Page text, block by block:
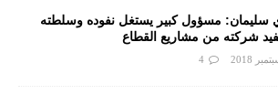
سليمان: مسؤول كبير يستغل نفوده وسلطته
شركته من مشاريع القطاع
4